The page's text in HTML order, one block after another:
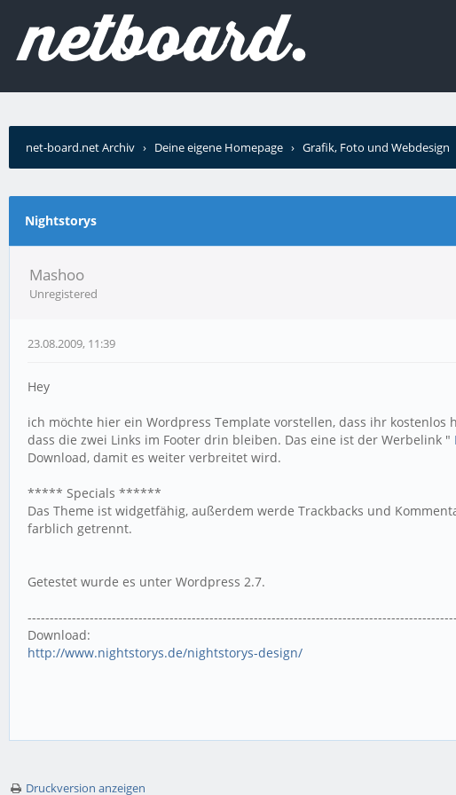
net-board.net Archiv › Deine eigene Homepage › Grafik, Foto und Webdesign
Nightstorys
Mashoo
Unregistered
23.08.2009, 11:39
Hey
ich möchte hier ein Wordpress Template vorstellen, dass ihr
dass die zwei Links im Footer drin bleiben. Das eine ist der Werbelink "
Download, damit es weiter verbreitet wird.
***** Specials ******
Das Theme ist widgetfähig, außerdem werde Trackbacks und
farblich getrennt.
Getestet wurde es unter Wordpress 2.7.
Download:
http://www.nightstorys.de/nightstorys-design/
Druckversion anzeigen